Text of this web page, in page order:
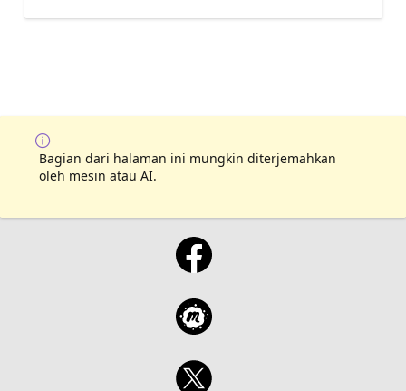
Bagian dari halaman ini mungkin diterjemahkan
oleh mesin atau AI.